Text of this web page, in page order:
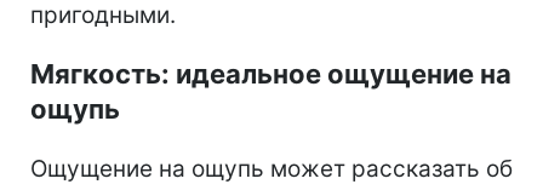
пригодными.
Мягкость: идеальное ощущение на
ощупь
Ощущение на ощупь может рассказать об